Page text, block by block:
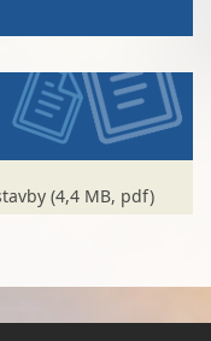
(4,4 MB, pdf)